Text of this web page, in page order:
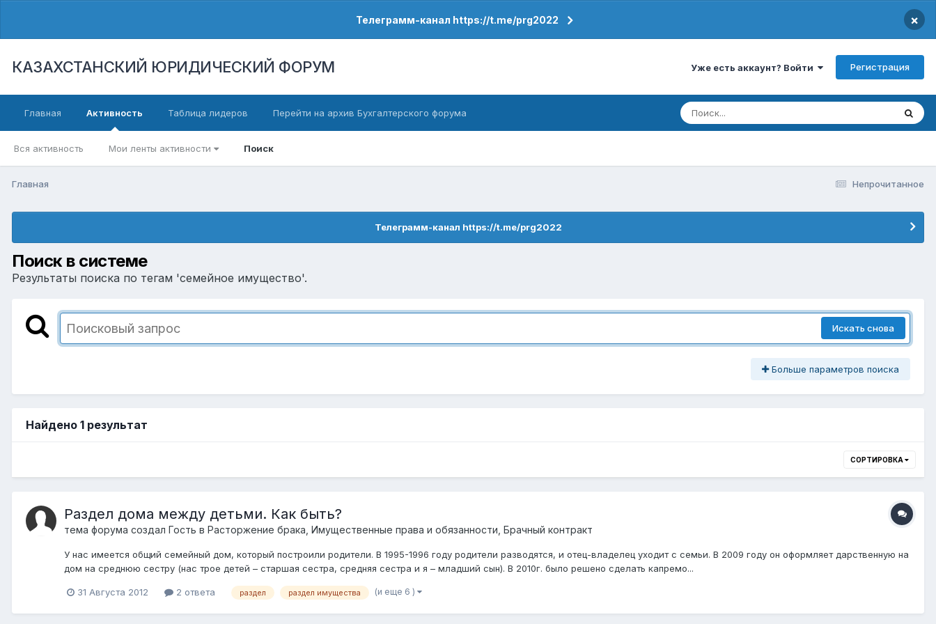
Телеграмм-канал https://t.me/prg2022 ×
КАЗАХСТАНСКИЙ ЮРИДИЧЕСКИЙ ФОРУМ Уже есть аккаунт? Войти Регистрация
Главная Активность
Вся активность Мои ленты активности Поиск
Таблица лидеров Перейти на архив Бухгалтерского форума
Непрочитанное
Главная
Телеграмм-канал https://t.me/prg2022
Поиск в системе
Результаты поиска по тегам 'семейное имущество'.
Искать снова
Больше параметров поиска
Найдено 1 результат
СОРТИРОВКА
Раздел дома между детьми. Как быть?
тема форума создал Гость в Расторжение брака, Имущественные права и обязанности, Брачный контракт
У нас имеется общий семейный дом, который построили родители. В 1995-1996 году родители разводятся, и отец-владелец уходит с семьи. В 2009 году он оформляет дарственную на
дом на среднюю сестру (нас трое детей – старшая сестра, средняя сестра и я – младший сын). В 2010г. было решено сделать капремо...
31 Августа 2012 2 ответа раздел раздел имущества (и еще 6 )